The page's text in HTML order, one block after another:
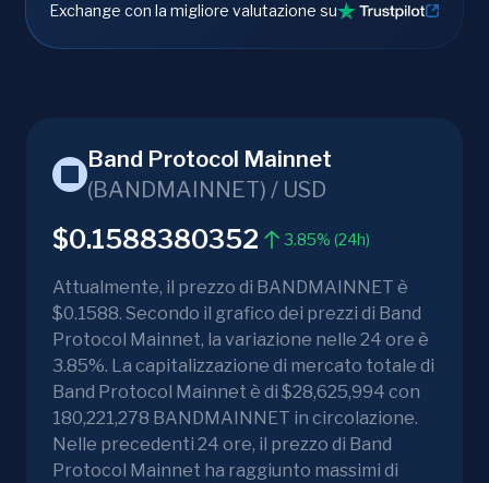
Exchange con la migliore valutazione su
Band Protocol Mainnet
(BANDMAINNET) / USD
$0.1588380352 3.85% (24h)
Attualmente, il prezzo di BANDMAINNET è
$0.1588. Secondo il grafico dei prezzi di Band
Protocol Mainnet, la variazione nelle 24 ore è
3.85%. La capitalizzazione di mercato totale di
Band Protocol Mainnet è di $28,625,994 con
180,221,278 BANDMAINNET in circolazione.
Nelle precedenti 24 ore, il prezzo di Band
Protocol Mainnet ha raggiunto massimi di